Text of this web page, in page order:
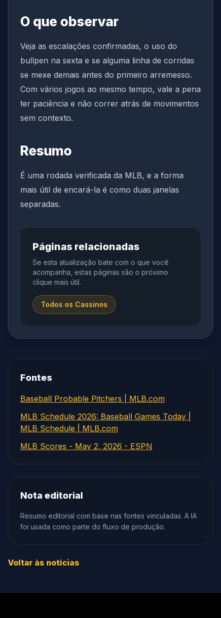
O que observar
Veja as escalações confirmadas, o uso do
bullpen na sexta e se alguma linha de corridas
se mexe demais antes do primeiro arremesso.
Com vários jogos ao mesmo tempo, vale a pena
ter paciência e não correr atrás de movimentos
sem contexto.
Resumo
É uma rodada verificada da MLB, e a forma
mais útil de encará-la é como duas janelas
separadas.
Páginas relacionadas
Se esta atualização bate com o que você
acompanha, estas páginas são o próximo
clique mais útil.
Todos os Cassinos
Fontes
Baseball Probable Pitchers | MLB.com
MLB Schedule 2026: Baseball Games Today |
MLB Schedule | MLB.com
MLB Scores - May 2, 2026 - ESPN
Nota editorial
Resumo editorial com base nas fontes vinculadas. A IA
foi usada como parte do fluxo de produção.
Voltar às notícias